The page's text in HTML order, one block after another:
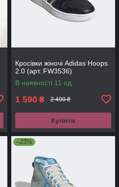
Кросівки жіночі Adidas Hoops
2.0 (арт. FW3536)
В наявності 11 од.
1 590 ₴ 2 490 ₴
Купити
–23%